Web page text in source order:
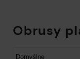
Obrusy